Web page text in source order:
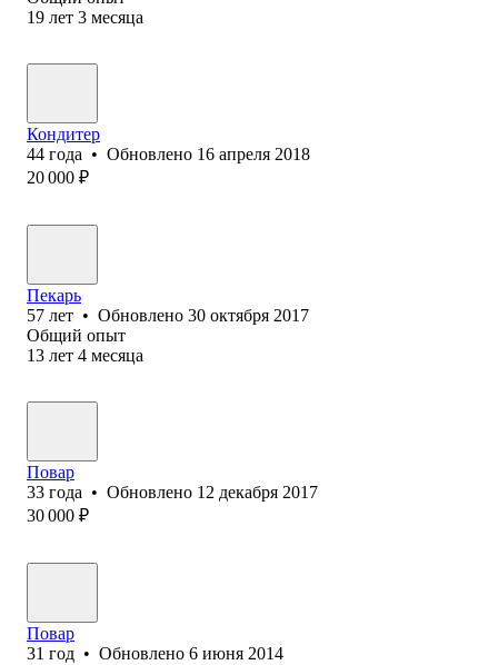
19 лет 3 месяца
Кондитер
44 года • Обновлено 16 апреля 2018
20 000 ₽
Пекарь
57 лет • Обновлено 30 октября 2017
Общий опыт
13 лет 4 месяца
Повар
33 года • Обновлено 12 декабря 2017
30 000 ₽
Повар
31 год • Обновлено 6 июня 2014